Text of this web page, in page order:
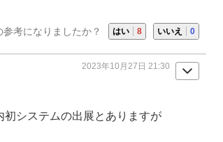
参考になりましたか？ はい 8 いいえ 0
2023年10月27日 21:30
システムの出展とありますが